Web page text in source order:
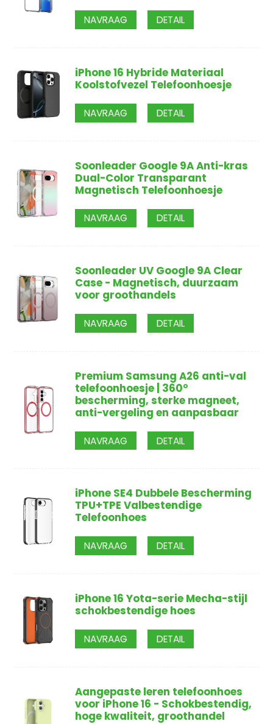
NAVRAAG DETAIL
iPhone 16 Hybride Materiaal
Koolstofvezel Telefoonhoesje
NAVRAAG DETAIL
Soonleader Google 9A Anti-kras
Dual-Color Transparant
Magnetisch Telefoonhoesje
NAVRAAG DETAIL
Soonleader UV Google 9A Clear
Case - Magnetisch, duurzaam
voor groothandels
NAVRAAG DETAIL
Premium Samsung A26 anti-val
telefoonhoesje | 360°
bescherming, sterke magneet,
anti-vergeling en aanpasbaar
NAVRAAG DETAIL
iPhone SE4 Dubbele Bescherming
TPU+TPE Valbestendige
Telefoonhoes
NAVRAAG DETAIL
iPhone 16 Yota-serie Mecha-stijl
schokbestendige hoes
NAVRAAG DETAIL
Aangepaste leren telefoonhoes
voor iPhone 16 - Schokbestendig,
hoge kwaliteit, groothandel